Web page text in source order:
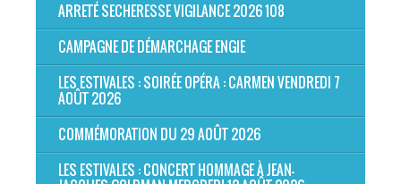
ARRETÉ SECHERESSE VIGILANCE 2026 108
CAMPAGNE DE DÉMARCHAGE ENGIE
LES ESTIVALES : SOIRÉE OPÉRA : CARMEN VENDREDI 7
AOÛT 2026
COMMÉMORATION DU 29 AOÛT 2026
LES ESTIVALES : CONCERT HOMMAGE À JEAN-